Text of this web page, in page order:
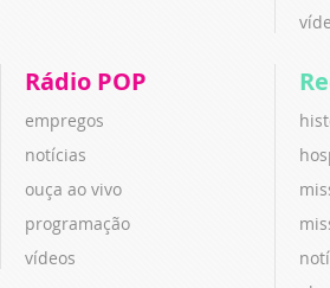
Rádio POP
empregos
notícias
ouça ao vivo
programação
vídeos